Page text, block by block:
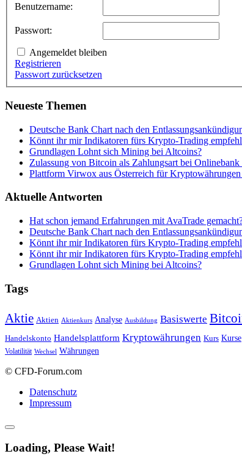
Benutzername:
Passwort:
Angemeldet bleiben
Registrieren
Passwort zurücksetzen
Neueste Themen
Deutsche Bank Chart nach den
Könnt ihr mir Indikatoren fürs Krypto-Trading
Grundlagen Lohnt sich Mining bei Altcoins?
Zulassung von Bitcoin als Zahlungsart bei
Plattform Virwox aus Österreich für Kryptowährungen
Aktuelle Antworten
Hat schon jemand Erfahrungen mit AvaTrade
Deutsche Bank Chart nach den
Könnt ihr mir Indikatoren fürs Krypto-Trading
Könnt ihr mir Indikatoren fürs Krypto-Trading
Grundlagen Lohnt sich Mining bei Altcoins?
Tags
Aktie Aktien Aktienkurs Analyse Ausbildung Basiswerte
Handelskonto Handelsplattform Kryptowährungen Kurs Kurse
Volatilität Wechsel Währungen
© CFD-Forum.com
Datenschutz
Impressum
Loading, Please Wait!